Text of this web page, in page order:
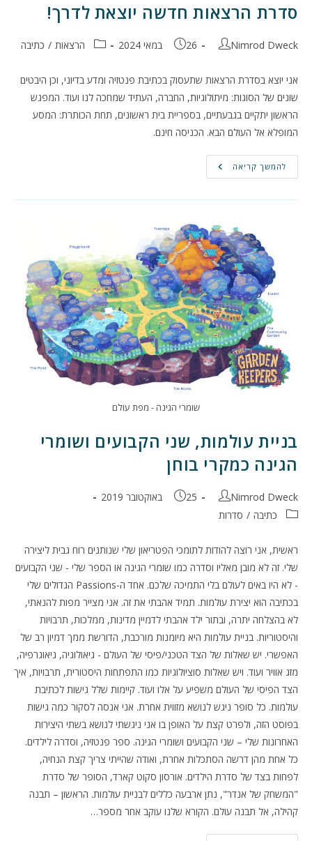
סדרת הרצאות חדשה יוצאת לדרך!
מחבר:
Nimrod Dweck פורסם:
26 במאי 2024 קטגוריה:הרצאות / כתיבה
אני יוצא בסדרת הרצאות שתעסוק בכתיבת פנטזיה ומדע בדיוני, וכן היבטים
שונים של הסוגות: מיתולוגיות, החברה, העתיד שמחכה לנו ועוד. המפגש
הראשון יתקיים בגבעתיים, בספריית בית ראשונים, תחת הכותרת: המסע
המופלא אל העולם הבא. הכניסה חינם.
להמשך קריאה סדרת
הרצאות
שומרי הגינה - מפת עולם
בניית עולמות, שני הקבועים ושומרי
הגינה כמקרי בוחן
מחבר:
Nimrod Dweck פורסם:
25 באוקטובר 2019
קטגוריה:כתיבה / סדרות
ראשית, אני רוצה להודות לתומכי הפטריאון שלי שנותנים רוח גבית ליצירה
שלי. זה לא מובן מאליו וסדרה כמו שומרי הגינה או הספר שלי - שני הקבועים
- לא היו באים לעולם בלי התמיכה שלכם. אחד ה-Passions הגדולים שלי
בכתיבה הוא יצירת עולמות. תמיד אהבתי את זה. אני מצייר מפות להנאתי,
לא בהצלחה יתרה, ובתור ילד אהבתי לדמיין מדינות, ממלכות, תרבויות
והיסטוריות. בניית עולמות היא מיומנות מורכבת, הדורשת ממך דמיון רב של
האפשרי. יש שאלות של הצד הטכני/פיסי של העולם - גיאולוגיה, גיאוגרפיה,
מזג אוויר ועוד. ויש שאלות סוציולוגיות כמו התפתחות היסטורית, תרבויות, איך
הצד הפיסי של העולם משפיע על אלו ועוד. קיימות שלל גישות לכתיבת
עולמות. כל סופר ניגש לנושא מזווית אחרת. אני אנסה לסקור כמה גישות
בפוסט הזה, ולפרט קצת על האופן בו אני ניגשתי לנושא בשתי היצירות
האחרונות שלי – שני הקבועים ושומרי הגינה. ספר פנטזיה, וסדרה לילדים.
כל אחת מהן דרשה הסתכלות אחרת, ואודה שהייתי צריך קצת הנחיה,
לפחות בצד של סדרת הילדים. אורסון סקוט קארד, הסופר של סדרת
"המשחק של אנדר", נתן ארבעה כללים לבניית עולמות. הראשון – תבנה
קהילה, אל תבנה עולם. הקורא שלנו עוקב אחר מספר…